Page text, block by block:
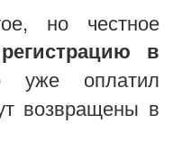
но честное
в
оплатил
возвращены в